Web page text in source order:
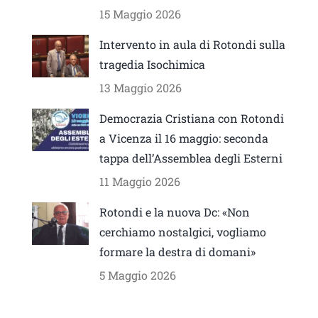
15 Maggio 2026
Intervento in aula di Rotondi sulla
tragedia Isochimica
13 Maggio 2026
Democrazia Cristiana con Rotondi
a Vicenza il 16 maggio: seconda
tappa dell’Assemblea degli Esterni
11 Maggio 2026
Rotondi e la nuova Dc: «Non
cerchiamo nostalgici, vogliamo
formare la destra di domani»
5 Maggio 2026